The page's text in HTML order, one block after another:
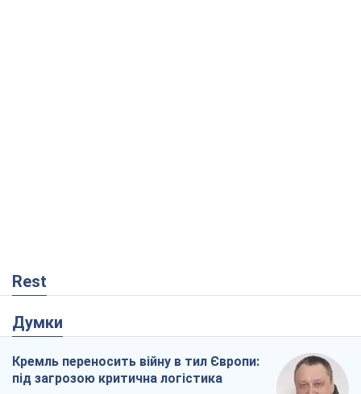
Rest
Думки
Кремль переносить війну в тил Європи:
під загрозою критична логістика